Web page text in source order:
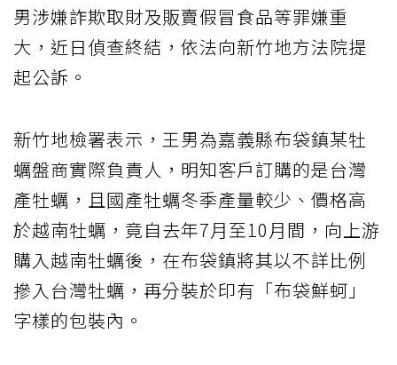
男涉嫌詐欺取財及販賣假冒食品等罪嫌重
大，近日偵查終結，依法向新竹地方法院提
起公訴。
新竹地檢署表示，王男為嘉義縣布袋鎮某牡
蠣盤商實際負責人，明知客戶訂購的是台灣
產牡蠣，且國產牡蠣冬季產量較少、價格高
於越南牡蠣，竟自去年7月至10月間，向上游
購入越南牡蠣後，在布袋鎮將其以不詳比例
摻入台灣牡蠣，再分裝於印有「布袋鮮蚵」
字樣的包裝內。